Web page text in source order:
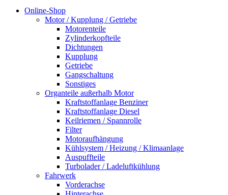
Online-Shop
Motor / Kupplung / Getriebe
Motorenteile
Zylinderkopfteile
Dichtungen
Kupplung
Getriebe
Gangschaltung
Sonstiges
Organteile außerhalb Motor
Kraftstoffanlage Benziner
Kraftstoffanlage Diesel
Keilriemen / Spannrolle
Filter
Motoraufhängung
Kühlsystem / Heizung / Klimaanlage
Auspuffteile
Turbolader / Ladeluftkühlung
Fahrwerk
Vorderachse